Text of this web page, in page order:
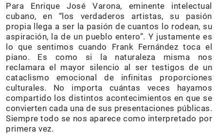
Para Enrique José Varona, eminente intelectual
cubano, en “los verdaderos artistas, su pasión
propia llega a ser la pasión de cuantos lo rodean, su
aspiración, la de un pueblo entero”. Y justamente es
lo que sentimos cuando Frank Fernández toca el
piano. Es como si la naturaleza misma nos
reclamara el mayor silencio al ser testigos de un
cataclismo emocional de infinitas proporciones
culturales. No importa cuántas veces hayamos
compartido los distintos acontecimientos en que se
convierten cada una de sus presentaciones públicas.
Siempre todo se nos aparece como interpretado por
primera vez.